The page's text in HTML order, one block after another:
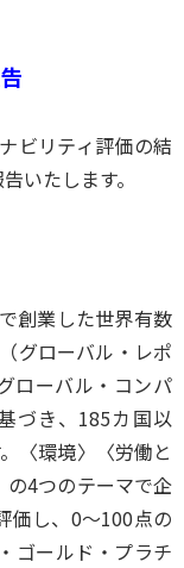
ビリティ評価の結
いたします。
創業した世界有数
グローバル・レポ
ローバル・コンパ
づき、185カ国以
〈環境〉〈労働と
の4つのテーマで企
価し、0〜100点の
ゴールド・プラチ